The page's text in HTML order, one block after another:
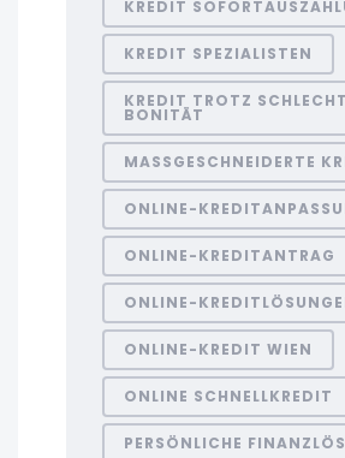
KREDIT
KREDIT SPEZIALISTEN
KREDIT TROTZ
BONITÄT
MASSGESCHNEIDERTE
ONLINE-
ONLINE-KREDITANTRAG
ONLINE-
ONLINE-KREDIT WIEN
ONLINE SCHNELLKREDIT
PERSÖNLICHE